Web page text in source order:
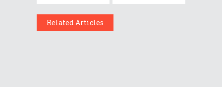
Related Articles